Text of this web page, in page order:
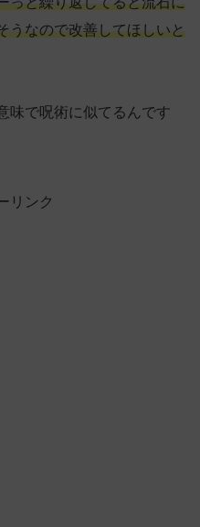
うなので改善してほしいと
味で呪術に似てるんです
リンク